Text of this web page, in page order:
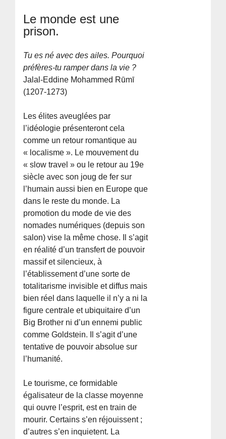
Le monde est une
prison.
Tu es né avec des ailes. Pourquoi
préfères-tu ramper dans la vie ?
Jalal-Eddine Mohammed Rūmī
(1207-1273)
Les élites aveuglées par
l’idéologie présenteront cela
comme un retour romantique au
« localisme ». Le mouvement du
« slow travel » ou le retour au 19e
siècle avec son joug de fer sur
l’humain aussi bien en Europe que
dans le reste du monde. La
promotion du mode de vie des
nomades numériques (depuis son
salon) vise la même chose. Il s’agit
en réalité d’un transfert de pouvoir
massif et silencieux, à
l’établissement d’une sorte de
totalitarisme invisible et diffus mais
bien réel dans laquelle il n’y a ni la
figure centrale et ubiquitaire d’un
Big Brother ni d’un ennemi public
comme Goldstein. Il s’agit d’une
tentative de pouvoir absolue sur
l’humanité.
Le tourisme, ce formidable
égalisateur de la classe moyenne
qui ouvre l’esprit, est en train de
mourir. Certains s’en réjouissent ;
d’autres s’en inquietent. La